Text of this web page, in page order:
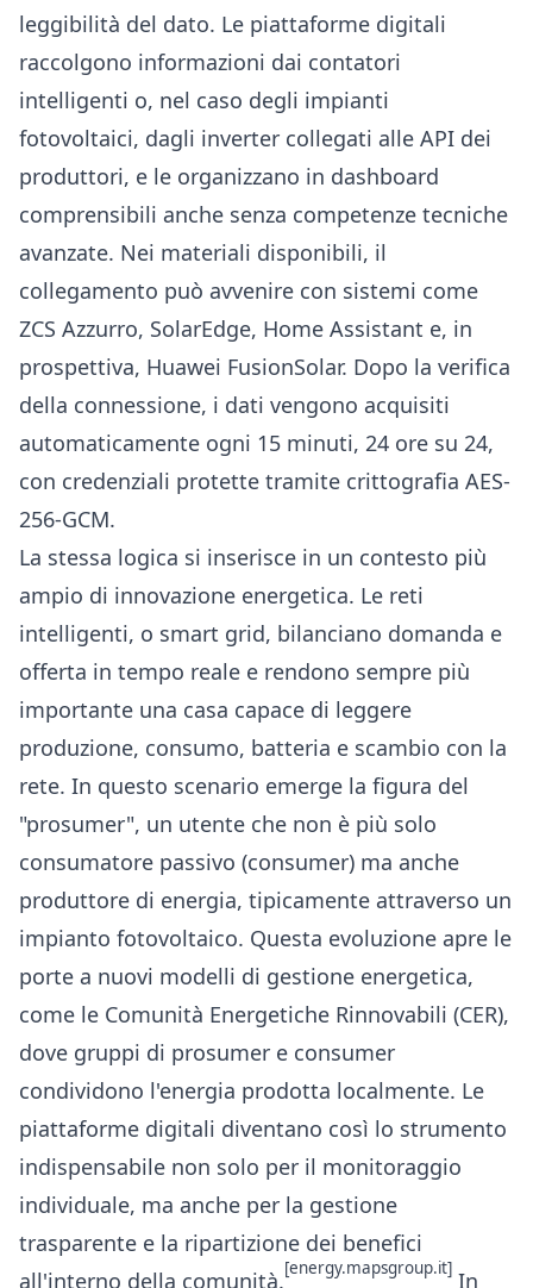
leggibilità del dato. Le piattaforme digitali
raccolgono informazioni dai contatori
intelligenti o, nel caso degli impianti
fotovoltaici, dagli inverter collegati alle API dei
produttori, e le organizzano in dashboard
comprensibili anche senza competenze tecniche
avanzate. Nei materiali disponibili, il
collegamento può avvenire con sistemi come
ZCS Azzurro, SolarEdge, Home Assistant e, in
prospettiva, Huawei FusionSolar. Dopo la verifica
della connessione, i dati vengono acquisiti
automaticamente ogni 15 minuti, 24 ore su 24,
con credenziali protette tramite crittografia AES-
256-GCM.
La stessa logica si inserisce in un contesto più
ampio di innovazione energetica. Le reti
intelligenti, o smart grid, bilanciano domanda e
offerta in tempo reale e rendono sempre più
importante una casa capace di leggere
produzione, consumo, batteria e scambio con la
rete. In questo scenario emerge la figura del
"prosumer", un utente che non è più solo
consumatore passivo (consumer) ma anche
produttore di energia, tipicamente attraverso un
impianto fotovoltaico. Questa evoluzione apre le
porte a nuovi modelli di gestione energetica,
come le Comunità Energetiche Rinnovabili (CER),
dove gruppi di prosumer e consumer
condividono l'energia prodotta localmente. Le
piattaforme digitali diventano così lo strumento
indispensabile non solo per il monitoraggio
individuale, ma anche per la gestione
trasparente e la ripartizione dei benefici
all'interno della comunità.[energy.mapsgroup.it] In